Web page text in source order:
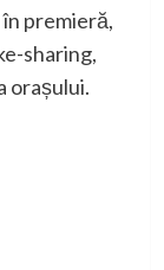
premieră,
sharing,
orașului.